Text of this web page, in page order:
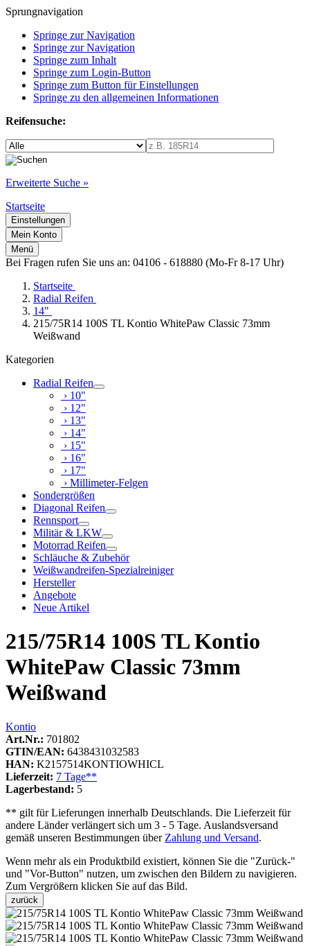
Sprungnavigation
Springe zur Navigation
Springe zur Navigation
Springe zum Inhalt
Springe zum Login-Button
Springe zum Button für Einstellungen
Springe zu den allgemeinen Informationen
Reifensuche:
Erweiterte Suche »
Startseite
Einstellungen
Mein Konto
Menü
Bei Fragen rufen Sie uns an: 04106 - 618880 (Mo-Fr 8-17 Uhr)
Startseite
Radial Reifen
14"
215/75R14 100S TL Kontio WhitePaw Classic 73mm
Weißwand
Kategorien
Radial Reifen
› 10"
› 12"
› 13"
› 14"
› 15"
› 16"
› 17"
› Millimeter-Felgen
Sondergrößen
Diagonal Reifen
Rennsport
Militär & LKW
Motorrad Reifen
Schläuche & Zubehör
Weißwandreifen-Spezialreiniger
Hersteller
Angebote
Neue Artikel
215/75R14 100S TL Kontio
WhitePaw Classic 73mm
Weißwand
Kontio
Art.Nr.: 701802
GTIN/EAN: 6438431032583
HAN: K2157514KONTIOWHICL
Lieferzeit: 7 Tage**
Lagerbestand: 5
** gilt für Lieferungen innerhalb Deutschlands. Die Lieferzeit für
andere Länder verlängert sich um 3 - 5 Tage. Auslandsversand
gemäß unseren Bestimmungen über Zahlung und Versand.
Wenn mehr als ein Produktbild existiert, können Sie die "Zurück-"
und "Vor-Button" nutzen, um zwischen den Bildern zu navigieren.
Zum Vergrößern klicken Sie auf das Bild.
zurück